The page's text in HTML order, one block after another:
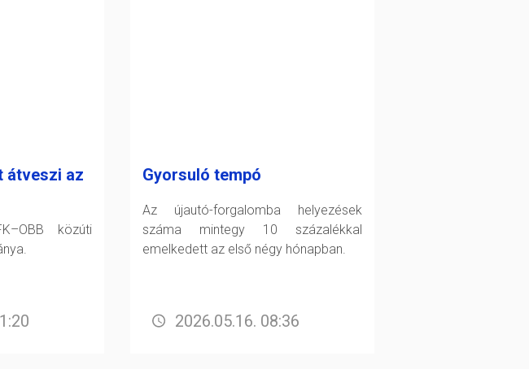
átveszi az
közúti
Gyorsuló tempó
Az újautó-forgalomba helyezések
száma mintegy 10 százalékkal
emelkedett az első négy hónapban.
2026.05.16. 08:36